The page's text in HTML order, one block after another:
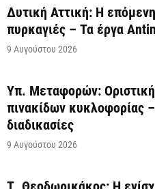
Δυτική Αττική: Η
πυρκαγιές – Τα έργα
9 Αυγούστου 2026
Υπ. Μεταφορών:
πινακίδων κυκλοφορίας
διαδικασίες
9 Αυγούστου 2026